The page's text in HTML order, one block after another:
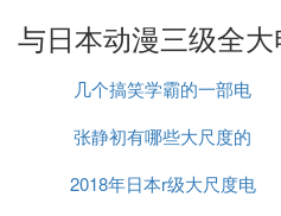
与日本动漫三级全
几个搞笑学霸的一部电
影
张静初有哪些大尺度的
电影
2018年日本r级大尺度电